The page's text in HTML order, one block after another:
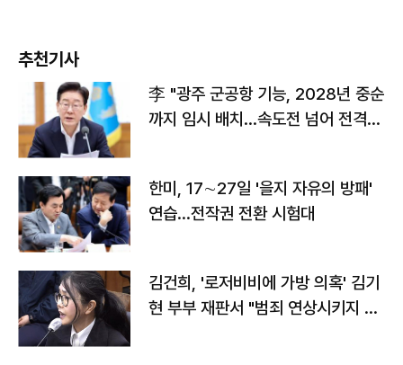
추천기사
李 "광주 군공항 기능, 2028년 중순
까지 임시 배치…속도전 넘어 전격
한미, 17∼27일 '을지 자유의 방패'
연습…전작권 전환 시험대
김건희, '로저비비에 가방 의혹' 김기
현 부부 재판서 "범죄 연상시키지 말